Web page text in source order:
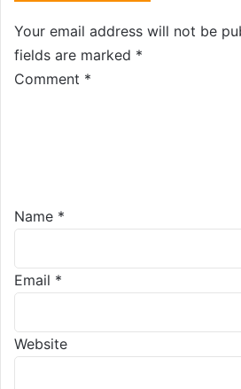
Your email address will not be
fields are marked *
Comment *
Name *
Email *
Website